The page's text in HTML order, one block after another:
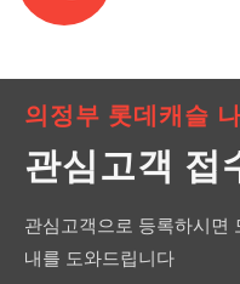
의정부 롯데캐슬
관심고객 접
관심고객으로 등록하시면
내를 도와드립니다